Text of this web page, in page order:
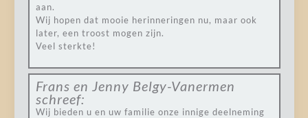
aan.
Wij hopen dat mooie herinneringen nu, maar ook
later, een troost mogen zijn.
Veel sterkte!
Frans en Jenny Belgy-Vanermen
schreef:
Wij bieden u en uw familie onze innige deelneming